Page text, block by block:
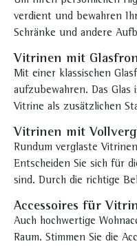
verdient und bewahren
Schränke und andere
Vitrinen mit
Mit einer klassischen
aufzubewahren. Das
Vitrine als zusätzlichen
Vitrinen mit
Rundum verglaste
Entscheiden Sie sich für
sind. Durch die richtige
Accessoires für
Auch hochwertige
Raum. Stimmen Sie die